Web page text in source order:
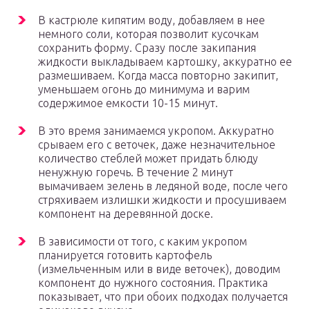
В кастрюле кипятим воду, добавляем в нее
немного соли, которая позволит кусочкам
сохранить форму. Сразу после закипания
жидкости выкладываем картошку, аккуратно ее
размешиваем. Когда масса повторно закипит,
уменьшаем огонь до минимума и варим
содержимое емкости 10-15 минут.
В это время занимаемся укропом. Аккуратно
срываем его с веточек, даже незначительное
количество стеблей может придать блюду
ненужную горечь. В течение 2 минут
вымачиваем зелень в ледяной воде, после чего
стряхиваем излишки жидкости и просушиваем
компонент на деревянной доске.
В зависимости от того, с каким укропом
планируется готовить картофель
(измельченным или в виде веточек), доводим
компонент до нужного состояния. Практика
показывает, что при обоих подходах получается